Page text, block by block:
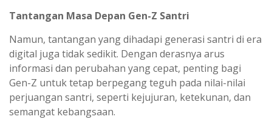
Tantangan Masa Depan Gen-Z Santri
Namun, tantangan yang dihadapi generasi santri di era
digital juga tidak sedikit. Dengan derasnya arus
informasi dan perubahan yang cepat, penting bagi
Gen-Z untuk tetap berpegang teguh pada nilai-nilai
perjuangan santri, seperti kejujuran, ketekunan, dan
semangat kebangsaan.